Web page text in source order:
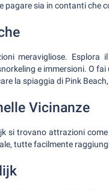
pagare sia in contanti che
meravigliose.
e immersioni. O
la spiaggia di Pink
Vicinanze
si trovano attrazioni
tutte facilmente